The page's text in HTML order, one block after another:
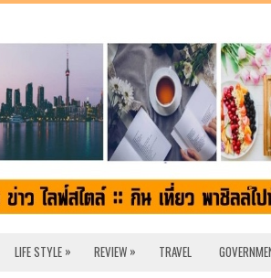
LIFE STYLE » REVIEW » TRAVEL